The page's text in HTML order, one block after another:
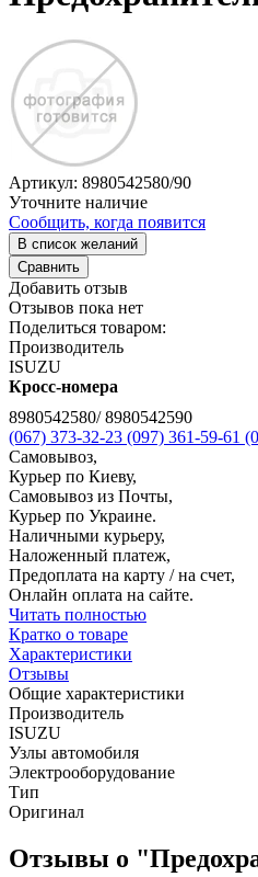
Артикул: 8980542580/90
Уточните наличие
Сообщить, когда появится
В список желаний
Сравнить
Добавить отзыв
Отзывов пока нет
Поделиться товаром:
Производитель
ISUZU
Кросс-номера
8980542580/ 8980542590
(067) 373-32-23 (097) 361-59-61
Самовывоз,
Курьер по Киеву,
Самовывоз из Почты,
Курьер по Украине.
Наличными курьеру,
Наложенный платеж,
Предоплата на карту / на счет,
Онлайн оплата на сайте.
Читать полностью
Кратко о товаре
Характеристики
Отзывы
Общие характеристики
Производитель
ISUZU
Узлы автомобиля
Электрооборудование
Тип
Оригинал
Отзывы о